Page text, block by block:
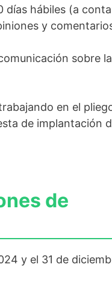
días hábiles (a
y
sobre la
en el
de implantación
de
y el 31 de